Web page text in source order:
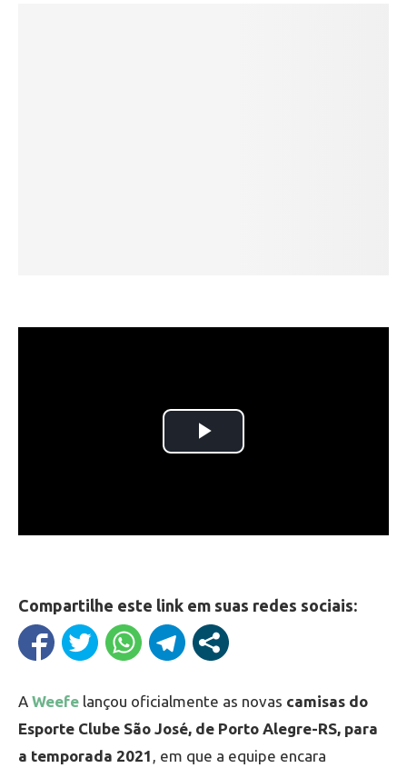
Compartilhe este link em suas redes sociais:
A Weefe lançou oficialmente as novas camisas do
Esporte Clube São José, de Porto Alegre-RS, para
a temporada 2021 , em que a equipe encara